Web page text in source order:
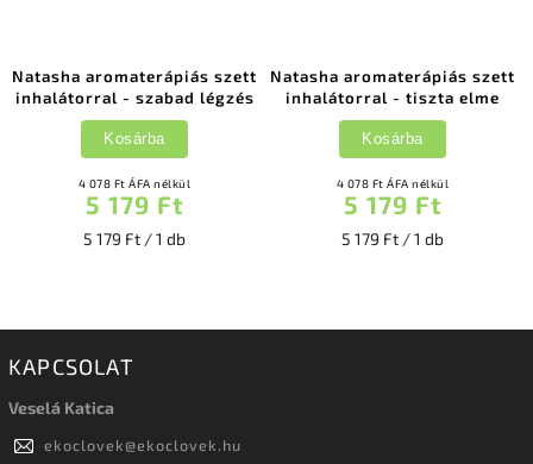
Natasha aromaterápiás szett
inhalátorral - szabad légzés
4 078 Ft ÁFA nélkül
5 179 Ft
5 179 Ft / 1 db
Kosárba
Natasha aromaterápiás szett
inhalátorral - tiszta elme
4 078 Ft ÁFA nélkül
5 179 Ft
5 179 Ft / 1 db
Kosárba
KAPCSOLAT
Veselá Katica
ekoclovek@ekoclovek.hu